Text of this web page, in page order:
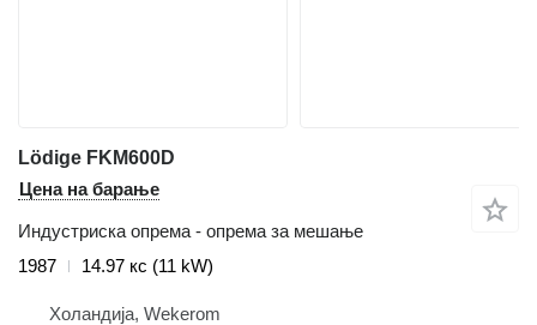
Lödige FKM600D
Цена на барање
Индустриска опрема - опрема за мешање
1987
14.97 кс (11 kW)
Холандија, Wekerom